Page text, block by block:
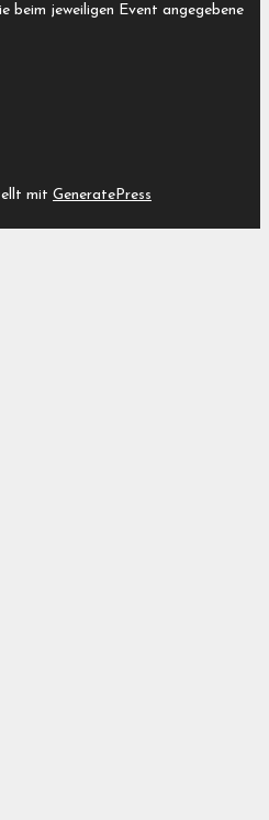
beim jeweiligen Event angegebene
mit GeneratePress